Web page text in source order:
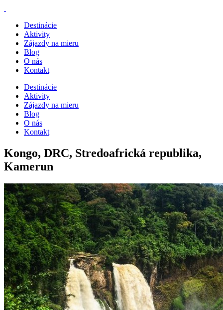
Destinácie
Aktivity
Zájazdy na mieru
Blog
O nás
Kontakt
Destinácie
Aktivity
Zájazdy na mieru
Blog
O nás
Kontakt
Kongo, DRC, Stredoafrická republika,
Kamerun